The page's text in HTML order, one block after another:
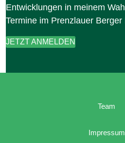
Entwicklungen in meinem
Termine im Prenzlauer Berger
JETZT ANMELDEN
Team
Impressum